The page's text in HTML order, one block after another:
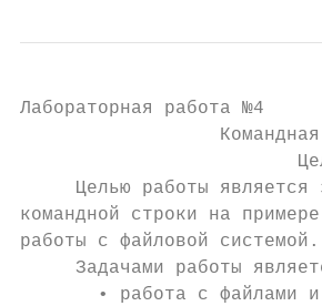
Лабораторная работа №4
Командная
Целью работы является
командной строки на
работы с файловой системой.
Задачами работы
• работа с файлами